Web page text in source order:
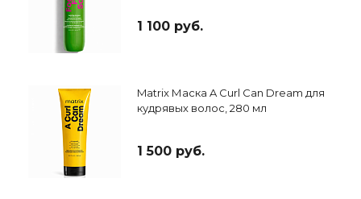
1 100 руб.
Matrix Маска A Curl Can Dream для
кудрявых волос, 280 мл
1 500 руб.